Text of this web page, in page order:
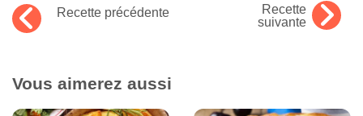
Recette précédente
Recette
suivante
Vous aimerez aussi